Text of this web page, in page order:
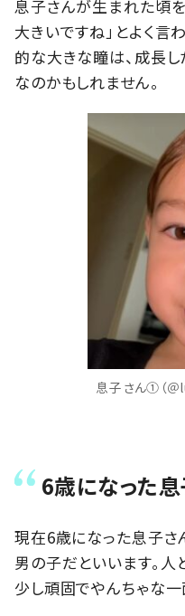
息子さんが生まれた頃
大きいですね」とよく言
的な大きな瞳は、成長
なのかもしれません。
息子さん①（
6歳になった
現在6歳になった息子さ
男の子だといいます。人
少し頑固でやんちゃな一